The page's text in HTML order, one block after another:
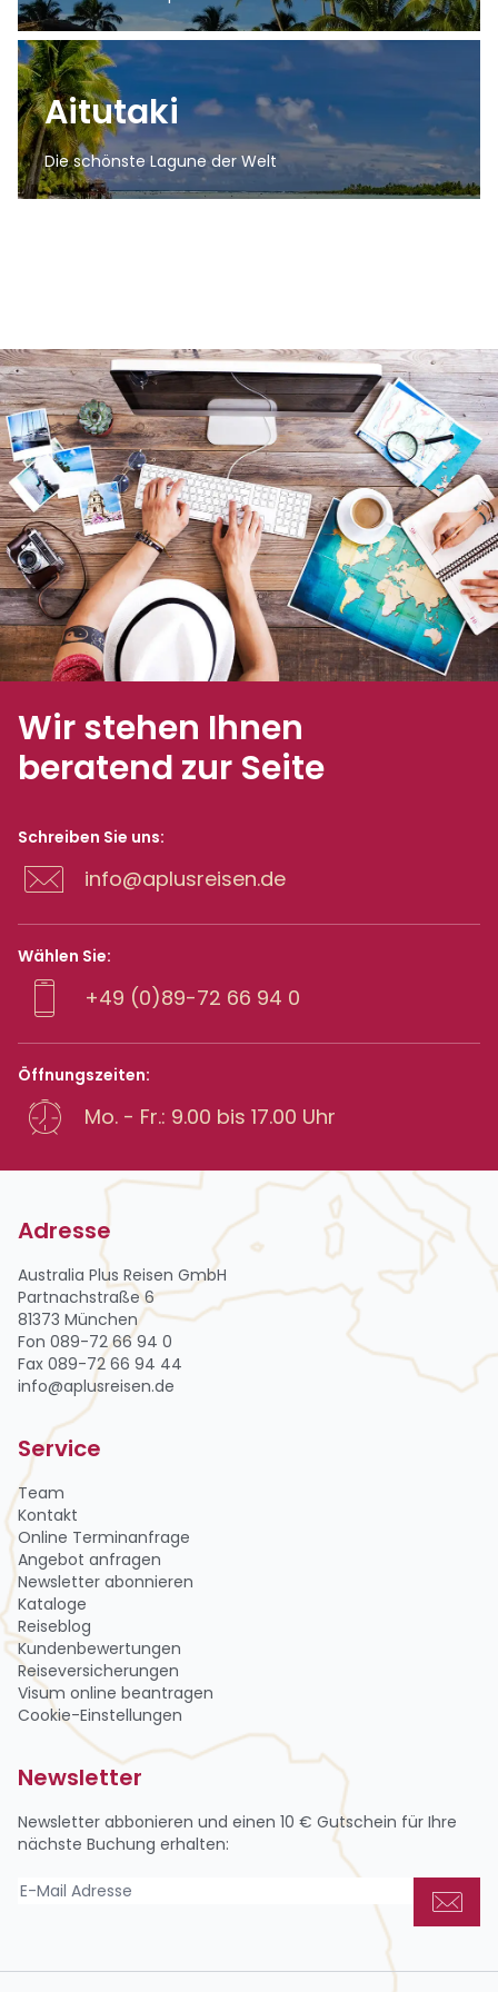
Aitutaki
Die schönste Lagune der Welt
Wir stehen Ihnen
beratend zur Seite
Schreiben Sie uns:
info@aplusreisen.de
Wählen Sie:
+49 (0)89-72 66 94 0
Öffnungszeiten:
Mo. - Fr.: 9.00 bis 17.00 Uhr
Adresse
Australia Plus Reisen GmbH
Partnachstraße 6
81373 München
Fon 089-72 66 94 0
Fax 089-72 66 94 44
info@aplusreisen.de
Service
Team
Kontakt
Online Terminanfrage
Angebot anfragen
Newsletter abon­nie­ren
Kataloge
Reiseblog
Kundenbewertungen
Reiseversicherungen
Visum online beantragen
Cookie-Einstellungen
Newsletter
Newsletter abbonieren und einen 10 € Gutschein für Ihre
nächste Buchung erhalten: